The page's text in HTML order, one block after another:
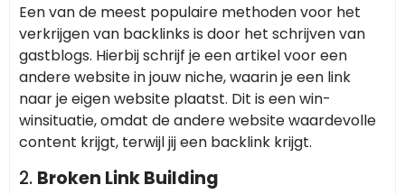
Een van de meest populaire methoden voor het
verkrijgen van backlinks is door het schrijven van
gastblogs. Hierbij schrijf je een artikel voor een
andere website in jouw niche, waarin je een link
naar je eigen website plaatst. Dit is een win-
winsituatie, omdat de andere website waardevolle
content krijgt, terwijl jij een backlink krijgt.
2. Broken Link Building